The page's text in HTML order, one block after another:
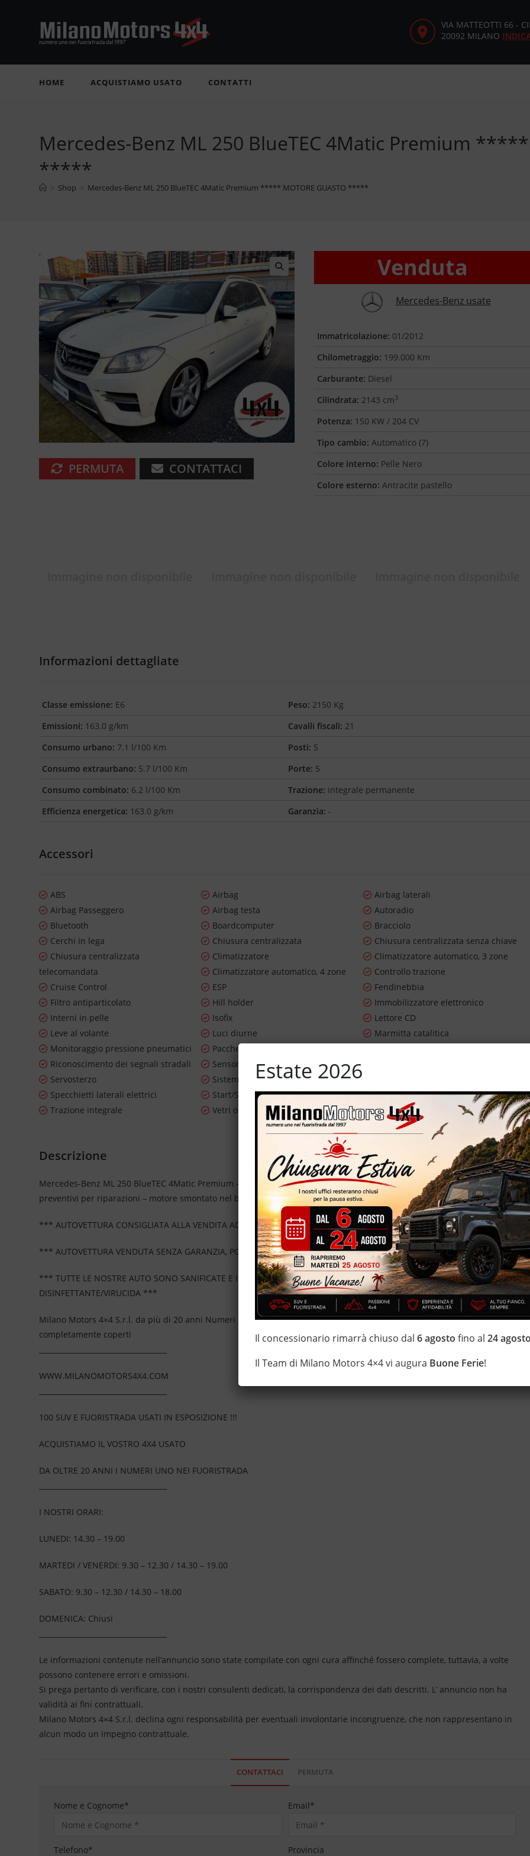
VIA MATTEOTTI 66 -
20092 MILANO
HOME ACQUISTIAMO USATO CONTATTI
Mercedes-Benz ML 250 BlueTEC 4Matic Premium *****
*****
> Shop > Mercedes-Benz ML 250 BlueTEC 4Matic Premium ***** MOTORE GUASTO *****
PERMUTA CONTATTACI
Venduta
Mercedes-Benz usate
Immatricolazione: 01/2012
Chilometraggio: 199.000 Km
Carburante: Diesel
Cilindrata: 2143 cm3
Potenza: 150 KW / 204 CV
Tipo cambio: Automatico (7)
Colore interno: Pelle Nero
Colore esterno: Antracite pastello
Informazioni dettagliate
Classe emissione: E6
Emissioni: 163.0 g/km
Consumo urbano: 7.1 l/100 Km
Consumo extraurbano: 5.7 l/100 Km
Consumo combinato: 6.2 l/100 Km
Efficienza energetica: 163.0 g/km
Peso: 2150 Kg
Cavalli fiscali: 21
Posti: 5
Porte: 5
Trazione: integrale permanente
Garanzia: -
Accessori
ABS Airbag
Airbag laterali
Airbag Passeggero
Airbag testa
Autoradio
Bluetooth
Boardcomputer
Bracciolo
Cerchi in lega
Chiusura centralizzata
Chiusura centralizzata senza chiave
Chiusura centralizzata
telecomandata
Climatizzatore
Climatizzatore automatico, 3 zone
Climatizzatore automatico, 4 zone
Controllo trazione
Cruise Control
ESP
Fendinebbia
Filtro antiparticolato
Hill holder
Immobilizzatore elettronico
Interni in pelle
Isofix
Lettore CD
Leve al volante
Luci diurne
Marmitta catalitica
Monitoraggio pressione pneumatici
Pacchetto sportivo
Riconoscimento dei segnali stradali
Sensore di pioggia
Servosterzo
Sistema di navigazione
Specchietti laterali elettrici
Start/Stop Automatico
Telecamera per parcheggio assistito
Trazione integrale
Vetri oscurati Volante multifunzione
Descrizione
Mercedes-Benz ML 250 BlueTEC 4Matic Premium – ***** MOTORE GUASTO ***** – 203.798 km circa – non si effettuano
preventivi per riparazioni – motore smontato nel baule – cerchi in lega da 20”
*** AUTOVETTURA CONSIGLIATA ALLA VENDITA AD OPERATORE DEL SETTORE – NON VIENE FORNITA GARANZIA ***
*** AUTOVETTURA VENDUTA SENZA GARANZIA, POSSIBILE PROVA SU STRADA PRIMA DELLA VENDITA ***
*** TUTTE LE NOSTRE AUTO SONO SANIFICATE E IGIENIZZATE CON TRATTAMENTI DI VAPORE, OZONO E
DISINFETTANTE/VIRUCIDA ***
Milano Motors 4×4 S.r.l. da più di 20 anni Numeri Uno Nei Fuoristrada con un’ esposizione da più di 1.500 mq
completamente coperti
WWW.MILANOMOTORS4X4.COM
100 SUV E FUORISTRADA USATI IN ESPOSIZIONE !!!
ACQUISTIAMO IL VOSTRO 4X4 USATO
DA OLTRE 20 ANNI I NUMERI UNO NEI FUORISTRADA
I NOSTRI ORARI:
LUNEDI: 14.30 – 19.00
MARTEDI / VENERDI: 9.30 – 12.30 / 14.30 – 19.00
SABATO: 9.30 – 12.30 / 14.30 – 18.00
DOMENICA: Chiusi
Le informazioni contenute nell’annuncio sono state compilate con ogni cura affinché fossero complete, tuttavia, a volte
possono contenere errori e omissioni.
Si prega pertanto di verificare, con i nostri consulenti dedicati, la corrispondenza dei dati descritti. L’ annuncio non ha
validità ai fini contrattuali.
Milano Motors 4×4 S.r.l. declina ogni responsabilità per eventuali involontarie incongruenze, che non rappresentano in
alcun modo un impegno contrattuale.
CONTATTACI PERMUTA
Nome e Cognome* Email*
Telefono* Provincia
Estate 2026
Il concessionario rimarrà chiuso dal6 agosto fino al24
Il Team di Milano Motors 4×4 vi augura Buone Ferie!